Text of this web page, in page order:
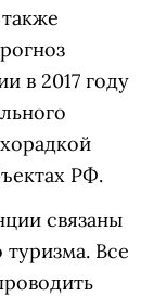
в 2017 году
РФ.
связаны
Все